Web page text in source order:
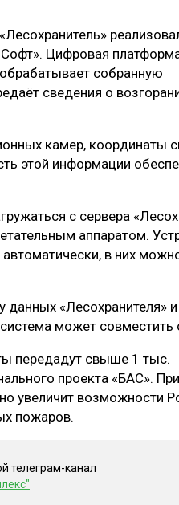
ПРОИЗВОДСТВО
Цифровая
собранную
сведения о
камер, координаты
этой информации
с сервера
аппаратом.
в них
данных «Лесохранителя»
может совместить
передадут свыше 1 тыс.
проекта «БАС».
увеличит возможности
пожаров.
телеграм-канал